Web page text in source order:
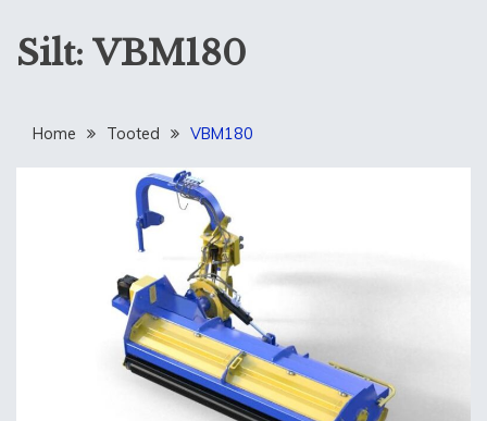
Silt: VBM180
Home Tooted VBM180